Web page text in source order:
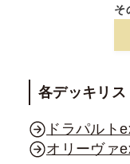
そ
各デッキリス
ドラパルト
オリーヴァ